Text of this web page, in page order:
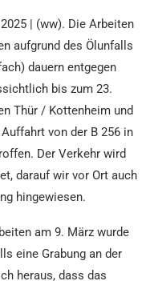
| (ww). Die Arbeiten
aufgrund des Ölunfalls
dauern entgegen
bis zum 23.
Thür / Kottenheim und
von der B 256 in
Der Verkehr wird
darauf wir vor Ort auch
hingewiesen.
am 9. März wurde
eine Grabung an der
heraus, dass das